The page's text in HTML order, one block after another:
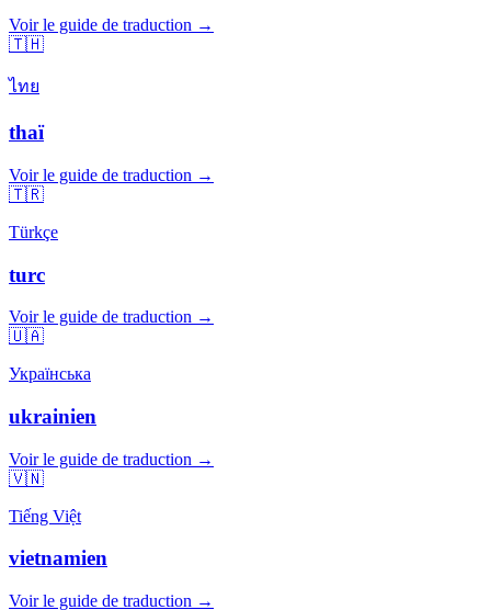
Voir le guide de traduction →
🇹🇭
ไทย
thaï
Voir le guide de traduction →
🇹🇷
Türkçe
turc
Voir le guide de traduction →
🇺🇦
Українська
ukrainien
Voir le guide de traduction →
🇻🇳
Tiếng Việt
vietnamien
Voir le guide de traduction →